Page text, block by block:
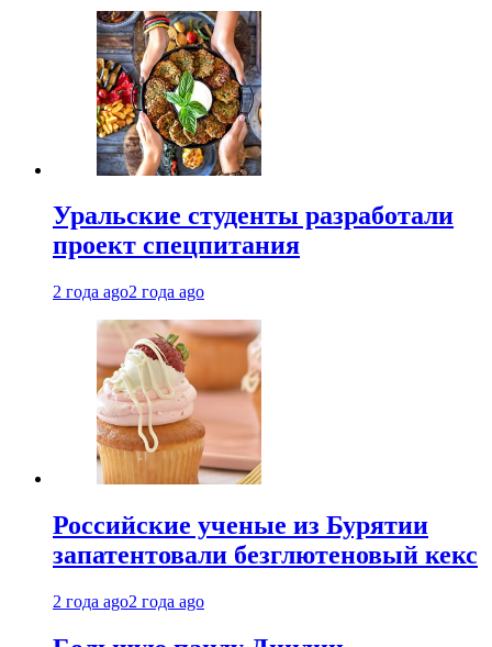
Уральские студенты разработали
проект спецпитания
2 года ago2 года ago
Российские ученые из Бурятии
запатентовали безглютеновый кекс
2 года ago2 года ago